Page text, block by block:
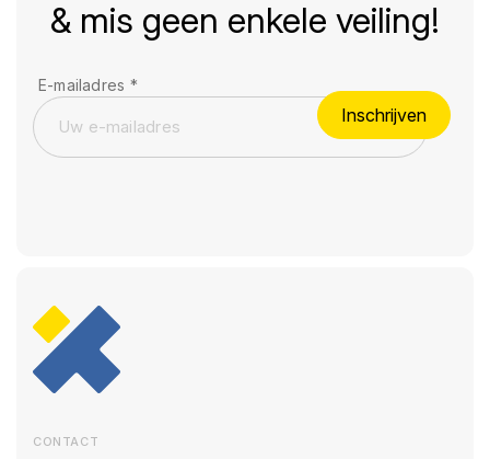
& mis geen enkele veiling!
E-mailadres *
Inschrijven
CONTACT